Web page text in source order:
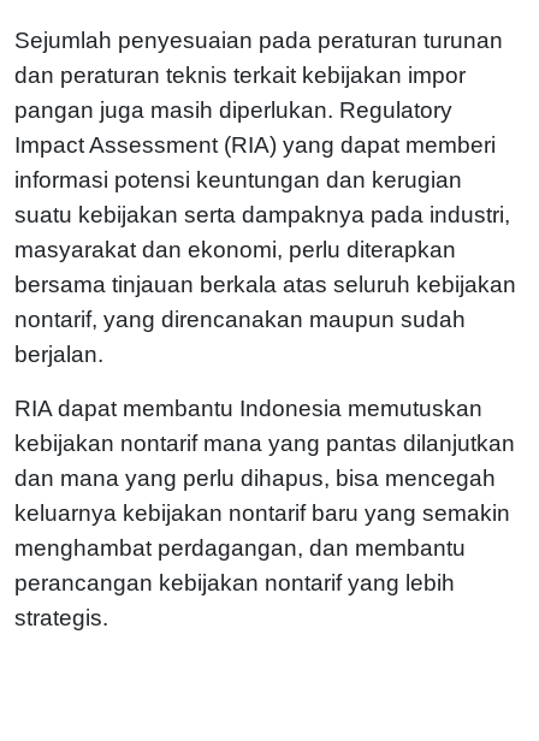
Sejumlah penyesuaian pada peraturan turunan
dan peraturan teknis terkait kebijakan impor
pangan juga masih diperlukan. Regulatory
Impact Assessment (RIA) yang dapat memberi
informasi potensi keuntungan dan kerugian
suatu kebijakan serta dampaknya pada industri,
masyarakat dan ekonomi, perlu diterapkan
bersama tinjauan berkala atas seluruh kebijakan
nontarif, yang direncanakan maupun sudah
berjalan.
RIA dapat membantu Indonesia memutuskan
kebijakan nontarif mana yang pantas dilanjutkan
dan mana yang perlu dihapus, bisa mencegah
keluarnya kebijakan nontarif baru yang semakin
menghambat perdagangan, dan membantu
perancangan kebijakan nontarif yang lebih
strategis.